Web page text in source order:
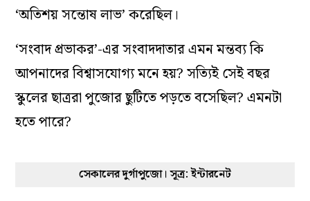
‘অতিশয় সন্তোষ লাভ’ করেছিল।
‘সংবাদ প্রভাকর’-এর সংবাদদাতার এমন মন্তব্য কি
আপনাদের বিশ্বাসযোগ্য মনে হয়? সত্যিই সেই বছর
স্কুলের ছাত্ররা পুজোর ছুটিতে পড়তে বসেছিল? এমনটা
হতে পারে?
সেকালের দুর্গাপুজো। সূত্র: ইন্টারনেট